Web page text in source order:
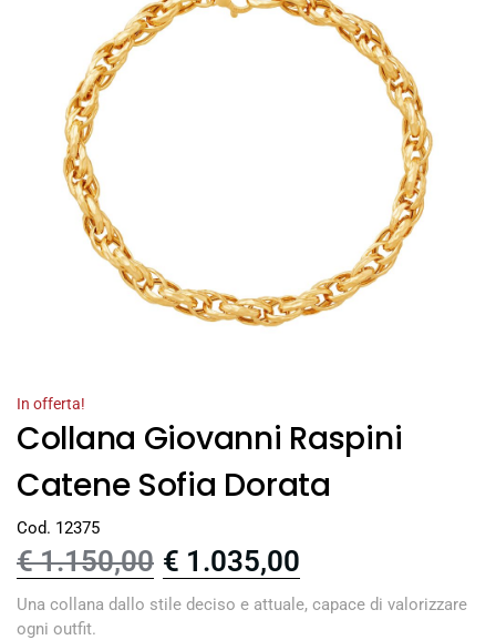
In offerta!
Collana Giovanni Raspini
Catene Sofia Dorata
Cod. 12375
€1.150,00 € 1.035,00
Una collana dallo stile deciso e attuale, capace di valorizzare
ogni outfit.